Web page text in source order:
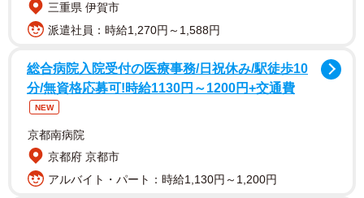
大分県竹田市にある「くじゅう花公園」の撮影スポットで
の一幕。例年4月下旬から5月下旬にかけて、標高850mの丘
陵地帯で約8万株のネモフィラが見頃を迎えることで知られ
ています。
フォトスポットでは、白やグリーンの花々が上品に咲き乱
れ、まるで絵本の一コマのような華やかなセットが用意さ
れていました。
三重県 伊賀市
派遣社員：時給1,270円～1,588円
総合病院入院受付の医療事務/日祝休み/駅徒歩10
分/無資格応募可!時給1130円～1200円+交通費
NEW
京都南病院
京都府 京都市
アルバイト・パート：時給1,130円～1,200円